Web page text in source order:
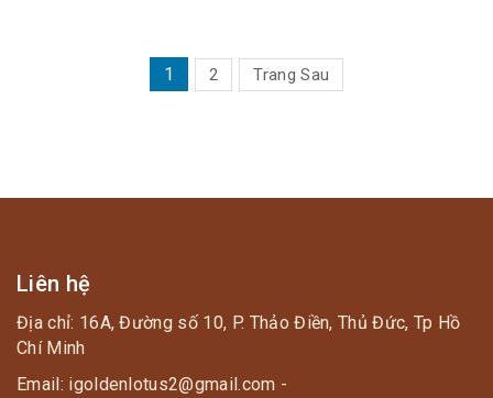
PHÂN
TRANG
1 2 Trang Sau
Liên hệ
Địa chỉ: 16A, Đường số 10, P. Thảo Điền, Thủ Đức, Tp Hồ
Chí Minh
Email: igoldenlotus2@gmail.com -